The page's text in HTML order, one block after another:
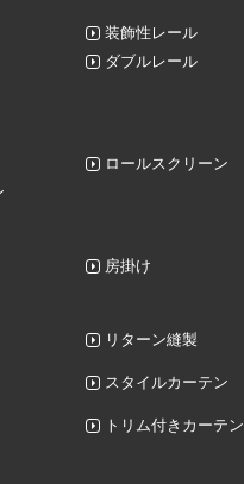
装飾性レール
ダブルレール
ロールスクリーン
房掛け
リターン縫製
スタイルカーテン
トリム付きカーテン